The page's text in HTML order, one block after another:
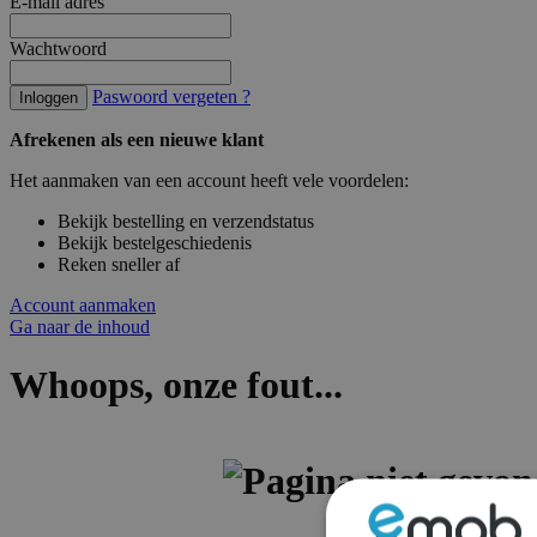
Wachtwoord
Inloggen Paswoord vergeten ?
Afrekenen als een nieuwe klant
Het aanmaken van een account heeft vele voordelen:
Bekijk bestelling en verzendstatus
Bekijk bestelgeschiedenis
Reken sneller af
Account aanmaken
Ga naar de inhoud
Whoops, onze fout...